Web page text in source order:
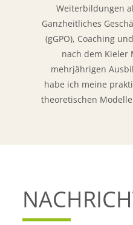
Weiterbildungen
Ganzheitliches
(gGPO), Coaching
nach dem Kieler
mehrjährigen
habe ich meine
theoretischen